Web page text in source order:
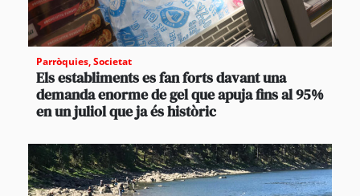
Parròquies,Societat
Els establiments es fan forts davant una
demanda enorme de gel que apuja fins al 95%
en un juliol que ja és històric